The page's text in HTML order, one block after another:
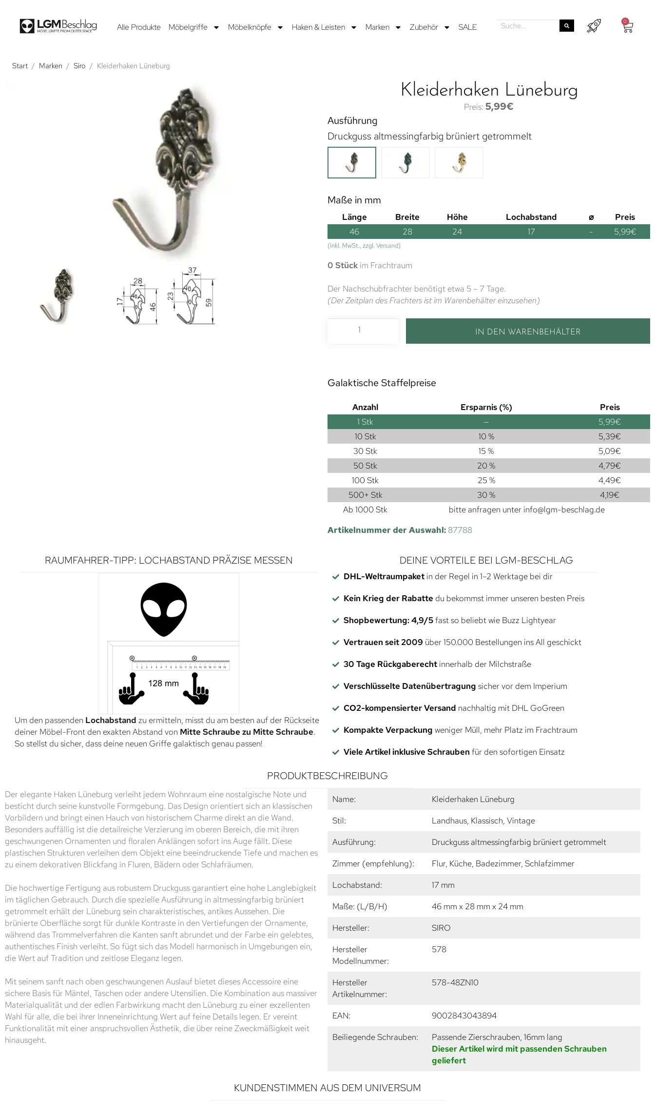
Alle Produkte Möbelgriffe Möbelknöpfe Haken & Leisten Marken Zubehör SALE
0
Start / Marken / Siro / Kleiderhaken Lüneburg
Kleiderhaken Lüneburg
5,99€
Ausführung
Druckguss altmessingfarbig brüniert getrommelt
Maße in mm
Länge Breite Höhe Lochabstand ⌀
Preis
46
28 24 17 - 5,99€
(inkl. MwSt., zzgl. Versand)
0 Stück im Frachtraum
Der Nachschubfrachter benötigt etwa 5 – 7 Tage.
(Der Zeitplan des Frachters ist im Warenbehälter einzusehen)
IN DEN WARENBEHÄLTER
Galaktische Staffelpreise
Anzahl Ersparnis (%)
Preis
1 Stk — 5,99€
10 Stk
10 % 5,39€
30 Stk
15 % 5,09€
50 Stk
20 % 4,79€
100 Stk
25 % 4,49€
500+ Stk
30 % 4,19€
Ab 1000 Stk
bitte anfragen unter info@lgm-beschlag.de
Artikelnummer der Auswahl: 87788
RAUMFAHRER-TIPP: LOCHABSTAND PRÄZISE MESSEN
Um den passenden Lochabstand zu ermitteln, misst du am besten auf der Rückseite
deiner Möbel-Front den exakten Abstand von Mitte Schraube zu Mitte Schraube.
So stellst du sicher, dass deine neuen Griffe galaktisch genau passen!
DEINE VORTEILE BEI LGM-BESCHLAG
DHL-Weltraumpaketin der Regel in 1–2 Werktage bei dir
Kein Krieg der Rabatte du bekommst immer unseren besten Preis
Shopbewertung: 4,9/5fast so beliebt wie Buzz Lightyear
Vertrauen seit 2009 über 150.000 Bestellungen ins All geschickt
30 Tage Rückgaberechtinnerhalb der Milchstraße
Verschlüsselte Datenübertragung sicher vor dem Imperium
CO2-kompensierter Versand nachhaltig mit DHL GoGreen
Kompakte Verpackung weniger Müll, mehr Platz im Frachtraum
Viele Artikel inklusive Schrauben für den sofortigen Einsatz
PRODUKTBESCHREIBUNG
Der elegante Haken Lüneburg verleiht jedem Wohnraum eine nostalgische Note und
besticht durch seine kunstvolle Formgebung. Das Design orientiert sich an klassischen
Vorbildern und bringt einen Hauch von historischem Charme direkt an die Wand.
Besonders auffällig ist die detailreiche Verzierung im oberen Bereich, die mit ihren
geschwungenen Ornamenten und floralen Anklängen sofort ins Auge fällt. Diese
plastischen Strukturen verleihen dem Objekt eine beeindruckende Tiefe und machen es
zu einem dekorativen Blickfang in Fluren, Bädern oder Schlafräumen.
Die hochwertige Fertigung aus robustem Druckguss garantiert eine hohe Langlebigkeit
im täglichen Gebrauch. Durch die spezielle Ausführung in altmessingfarbig brüniert
getrommelt erhält der Lüneburg sein charakteristisches, antikes Aussehen. Die
brünierte Oberfläche sorgt für dunkle Kontraste in den Vertiefungen der Ornamente,
während das Trommelverfahren die Kanten sanft abrundet und der Farbe ein gelebtes,
authentisches Finish verleiht. So fügt sich das Modell harmonisch in Umgebungen ein,
die Wert auf Tradition und zeitlose Eleganz legen.
Mit seinem sanft nach oben geschwungenen Auslauf bietet dieses Accessoire eine
sichere Basis für Mäntel, Taschen oder andere Utensilien. Die Kombination aus massiver
Materialqualität und der edlen Farbwirkung macht den Lüneburg zu einer exzellenten
Wahl für alle, die bei ihrer Inneneinrichtung Wert auf feine Details legen. Er vereint
Funktionalität mit einer anspruchsvollen Ästhetik, die über reine Zweckmäßigkeit weit
hinausgeht.
Name:
Kleiderhaken Lüneburg
Stil:
Landhaus, Klassisch, Vintage
Ausführung:
Druckguss altmessingfarbig brüniert getrommelt
Zimmer (empfehlung):
Flur, Küche, Badezimmer, Schlafzimmer
Lochabstand:
17 mm
Maße: (L/B/H)
46 mm x 28 mm x 24 mm
Hersteller:
SIRO
Hersteller
Modellnummer:
578
Hersteller
Artikelnummer:
578-48ZN10
EAN:
9002843043894
Beiliegende Schrauben:
Passende Zierschrauben, 16mm lang
Dieser Artikel wird mit passenden Schrauben
geliefert
KUNDENSTIMMEN AUS DEM UNIVERSUM